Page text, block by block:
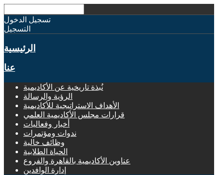
تسجيل الدخول
التسجيل
الرئيسية
عنا
نُبذة تاريخية عن الأكاديمية
الرؤية والرسالة
الأهداف الاستراتيجية للأكاديمية
قرارات مجلس الأكاديمية العلمي
أخبار وفعاليات
ندوات ومؤتمرات
وظائف خالية
الحياة الطلابية
عناوين الأكاديمية بالقاهرة والفروع
إدارة الوافدين